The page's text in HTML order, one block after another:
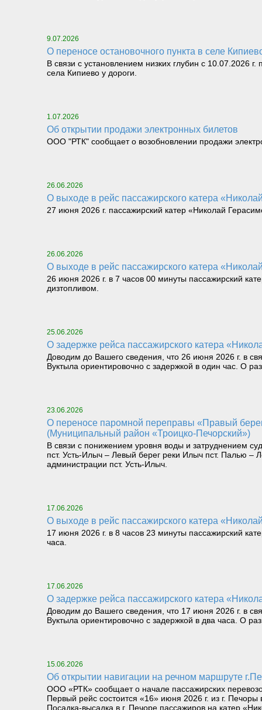
9.07.2026
О переносе остановочного пункта в селе
В связи с установлением низких глубин с 10.07.2026
села Кипиево у дороги.
1.07.2026
Об открытии продажи электронных билетов
ООО "РТК" сообщает о возобновлении продажи
26.06.2026
О выходе в рейс пассажирского катера
27 июня 2026 г. пассажирский катер «Николай
26.06.2026
О выходе в рейс пассажирского катера
26 июня 2026 г. в 7 часов 00 минуты пассажирский
дизтопливом.
25.06.2026
О задержке рейса пассажирского катера
Доводим до Вашего сведения, что 26 июня 2026 г. в
Вуктыла ориентировочно с задержкой в один час. О
23.06.2026
О переносе паромной переправы «Правый берег реки Илыч пст. Усть-Илыч – Левый берег реки Илыч пст. Палью – Левый берег Печоры»
(Муниципальный район «Троицко-Печорский»)
В связи с понижением уровня воды и затруднением
пст. Усть-Илыч – Левый берег реки Илыч пст. Палью
администрации пст. Усть-Илыч.
17.06.2026
О выходе в рейс пассажирского катера
17 июня 2026 г. в 8 часов 23 минуты пассажирский
часа.
17.06.2026
О задержке рейса пассажирского катера
Доводим до Вашего сведения, что 17 июня 2026 г. в
Вуктыла ориентировочно с задержкой в два часа. О
15.06.2026
Об открытии навигации на речном маршруте
ООО «РТК» сообщает о начале пассажирских
Первый рейс состоится «16» июня 2026 г. из г. Печоры
Посадка-высадка в г. Печоре пассажиров на катер